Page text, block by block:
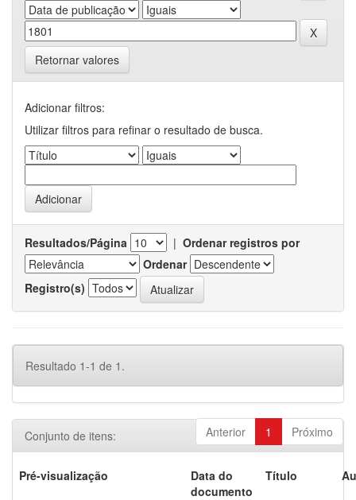
Retornar valores
Adicionar filtros:
Utilizar filtros para refinar o resultado de busca.
Resultados/Página | Ordenar registros por
Ordenar
Registro(s)
Resultado 1-1 de 1.
Anterior 1 Próximo
Conjunto de itens:
Pré-visualização
Data do
documento
Título